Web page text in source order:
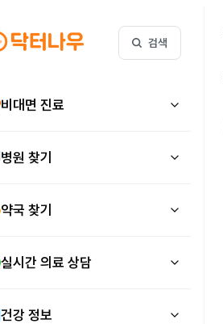
검색
비대면 진료
병원 찾기
약국 찾기
실시간 의료 상담
건강 정보